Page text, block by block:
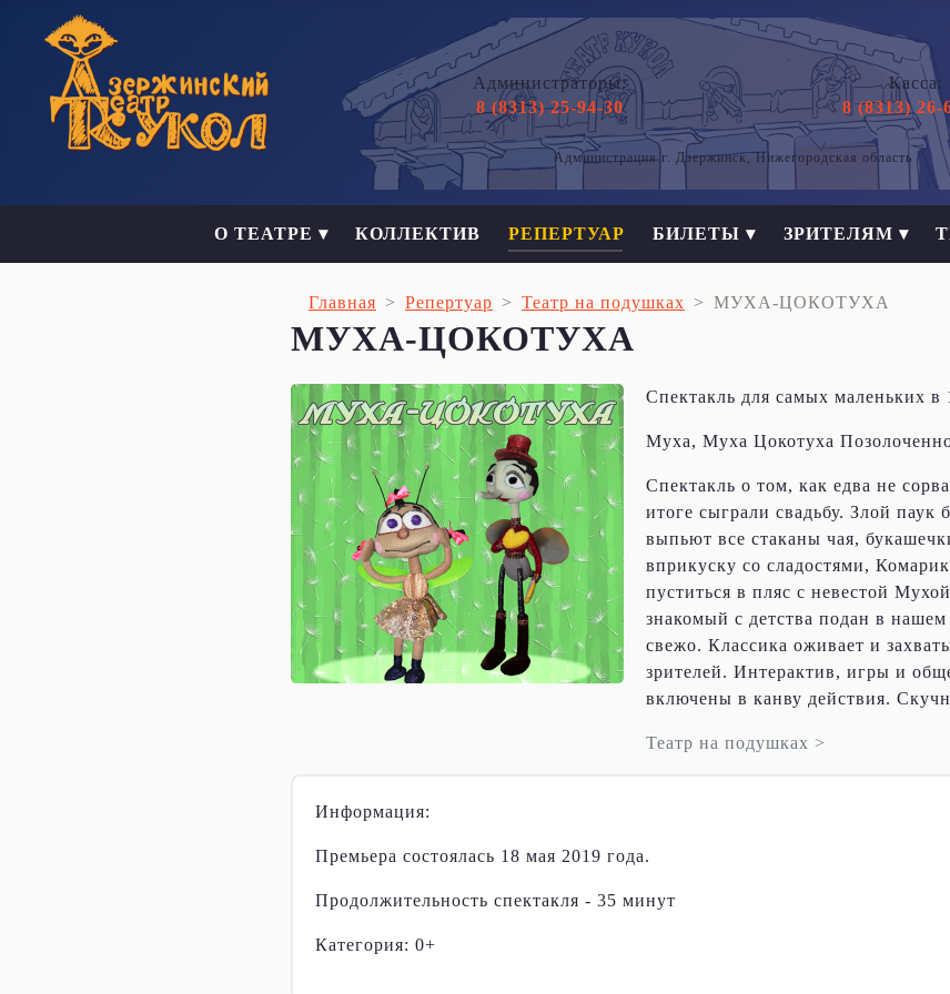
Администраторы:
8 (8313) 25-94-30
Касса:
8 (8313) 26-
Администрация г. Дзержинск, Нижегородская область
О ТЕАТРЕ ▾ КОЛЛЕКТИВ РЕПЕРТУАР БИЛЕТЫ ▾ ЗРИТЕЛЯМ ▾
Главная Репертуар Театр на подушках МУХА-ЦОКОТУХА
МУХА-ЦОКОТУХА
Спектакль для самых маленьких в
Муха, Муха Цокотуха
Спектакль о том, как едва не
итоге сыграли свадьбу. Злой паук
выпьют все стаканы чая,
вприкуску со сладостями,
пуститься в пляс с невестой
знакомый с детства подан в
свежо. Классика оживает и
зрителей. Интерактив, игры и
включены в канву действия.
Театр на подушках >
Информация:
Премьера состоялась 18 мая 2019 года.
Продолжительность спектакля - 35 минут
Категория: 0+